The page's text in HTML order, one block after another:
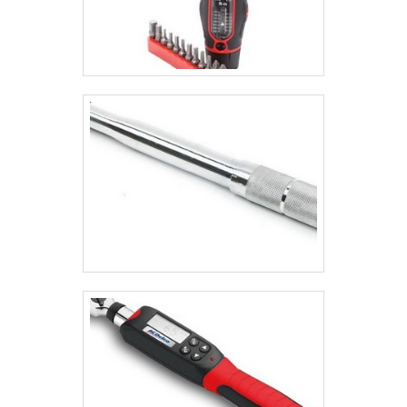
verdadeiros aliados, entre em contato com a BVR
Comercial, uma empresa que comercializa esse
equipamento da Mecmesin com alta qualidade e por
território nacional, sempre com um custo justo
perante à sua qualidade!.